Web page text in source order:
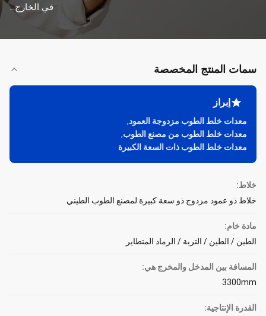
في الخارج...
سمات المنتج المخصصة
إبراز
معدات خلط الطوب مزدوجة العمود,
معدات خلط الطوب من مصنع الطوب,
معدات خلط الطوب ذات السعة الكبيرة
خلاط:
خلاط ذو عمود مزدوج ذو سعة كبيرة لمصنع الطوب الطيني
مادة خام:
الطين / الطين / التربة / الرماد المتطاير
المسافة بين المدخل والمخرج هي:
3300mm
القدرة الإنتاجية: